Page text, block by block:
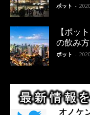
ポット -
【ポッ
の飲み
ポット -